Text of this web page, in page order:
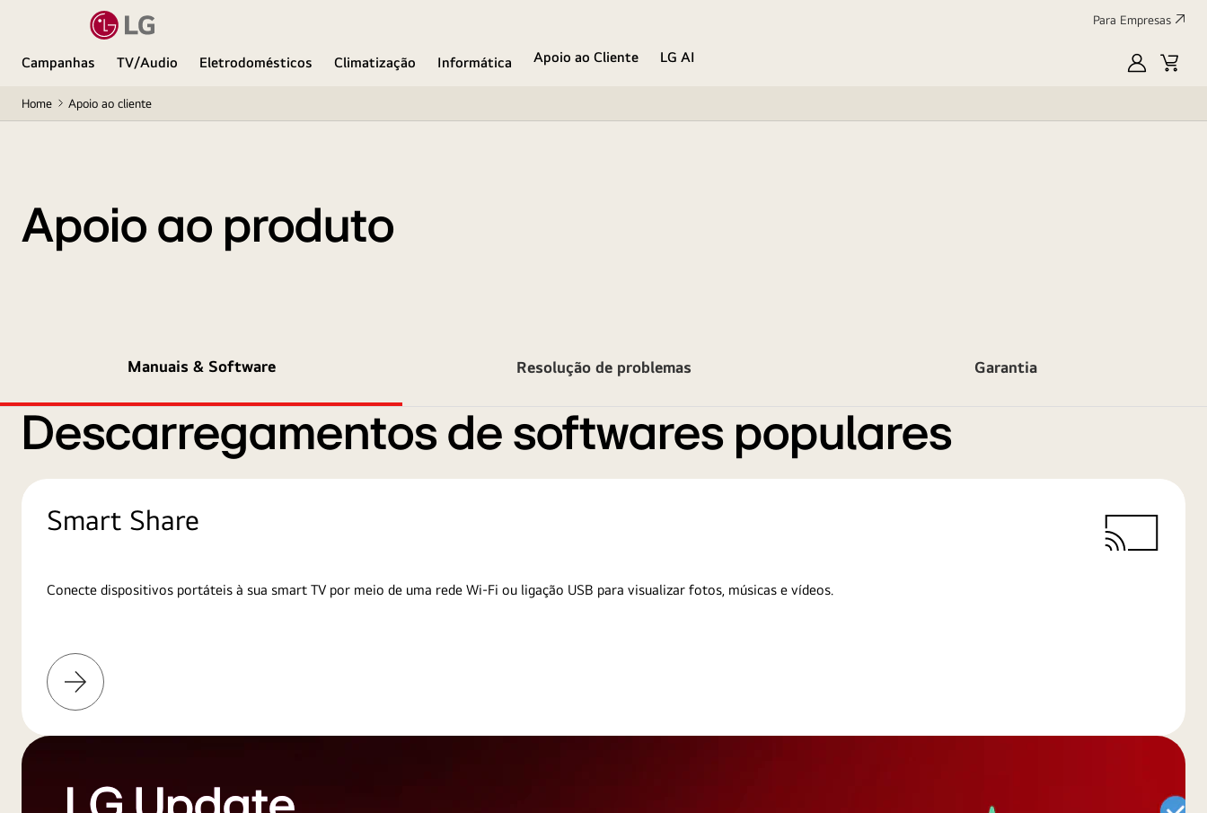
Para Empresas
Campanhas TV/Audio Eletrodomésticos Climatização Informática Apoio ao Cliente
LG AI
MyLGCart
Home Apoio ao cliente
Apoio ao produto
Manuais & Software Resolução de problemas Garantia
Descarregamentos de softwares populares
Smart Share
Conecte dispositivos portáteis à sua smart TV por meio de uma rede Wi-Fi ou ligação USB para visualizar fotos, músicas e vídeos.
Saiba
mais